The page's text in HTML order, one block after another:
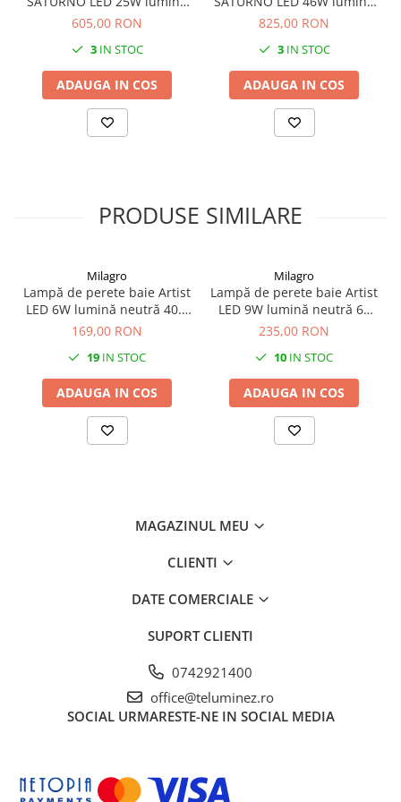
neutră 50 cm IP44 Negru
605,00 RON
3IN STOC
ADAUGA IN COS
neutră 80 cm IP44
825,00 RON
3IN STOC
ADAUGA IN COS
PRODUSE SIMILARE
Milagro
Lampă de perete baie Artist
LED 6W lumină neutră 40.5
cm IP44 negru
169,00 RON
19 IN STOC
ADAUGA IN COS
Milagro
Lampă de perete baie Artist
LED 9W lumină neutră 60
cm IP44 alb
235,00 RON
10 IN STOC
ADAUGA IN COS
MAGAZINUL MEU
CLIENTI
DATE COMERCIALE
SUPORT CLIENTI
0742921400
office@teluminez.ro
SOCIAL URMARESTE-NE IN SOCIAL MEDIA